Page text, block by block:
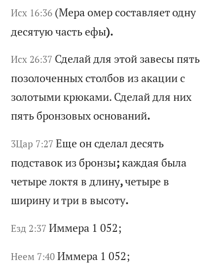
Исх 16:36 (Мера омер составляетодну
десятуючасть ефы).
Исх 26:37 Сделайдля этой завесы пять
позолоченныхстолбов из акации с
золотыми крюками. Сделайдля них
пять бронзовыхоснований.
3Цар 7:27 Еще он сделалдесять
подставок из бронзы; каждая была
четыре локтя в длину,четыре в
ширинуитри в высоту.
Езд 2:37 Иммера 1 052;
Неем 7:40 Иммера 1 052;